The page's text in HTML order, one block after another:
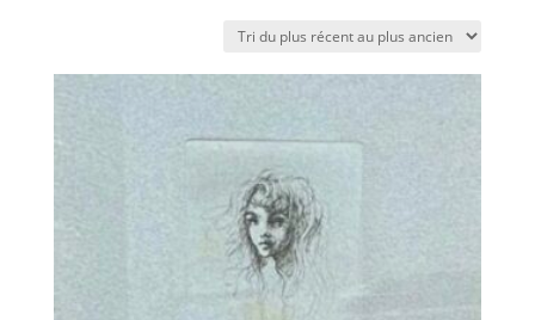
plus
récent
plus